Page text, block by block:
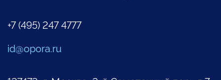
+7 (495) 247 4777
id@opora.ru